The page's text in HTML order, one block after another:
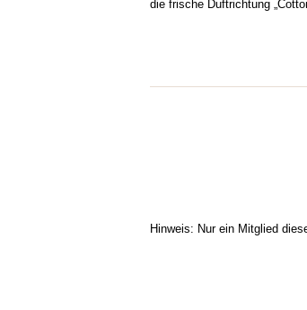
die frische Duftrichtung
Hinweis: Nur ein Mitglied